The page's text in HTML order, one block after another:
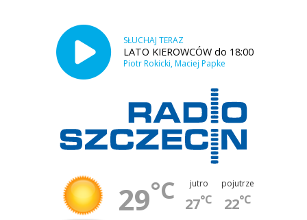
SŁUCHAJ TERAZ
LATO KIEROWCÓW do 18:00
Piotr Rokicki, Maciej Papke
29°C jutro
27°C
pojutrze
22°C